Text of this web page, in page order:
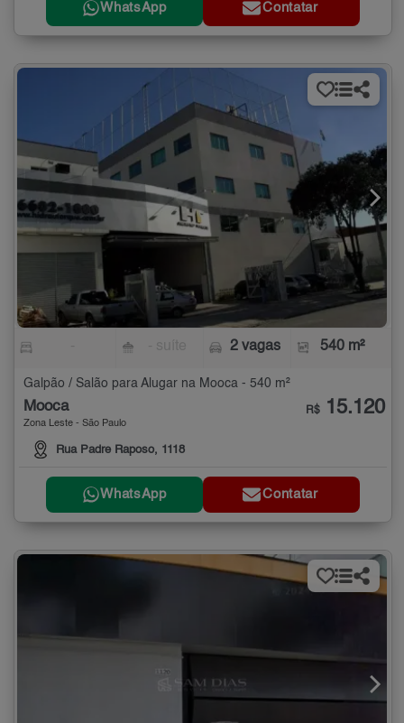
WhatsApp Contatar
2 vagas 540 m²
Galpão / Salão para Alugar na Mooca - 540 m²
Mooca
Zona Leste - São Paulo
Rua Padre Raposo, 1118
R$ 15.120
WhatsApp Contatar